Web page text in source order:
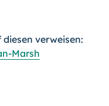
verweisen:
Marsh